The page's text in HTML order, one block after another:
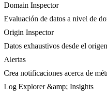
Domain Inspector
Evaluación de datos a nivel de
Origin Inspector
Datos exhaustivos desde el
Alertas
Crea notificaciones acerca de
Log Explorer &amp; Insights